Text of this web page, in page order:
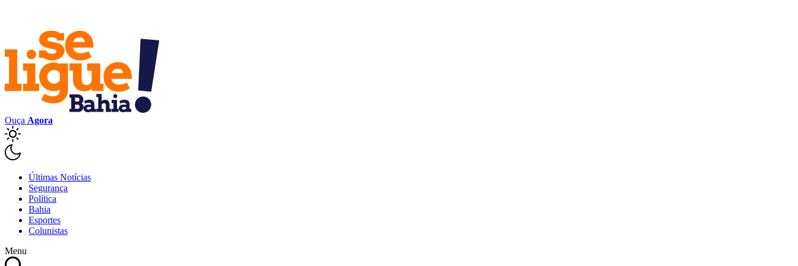
Ouça Agora
Últimas Notícias
Segurança
Política
Bahia
Esportes
Colunistas
Menu